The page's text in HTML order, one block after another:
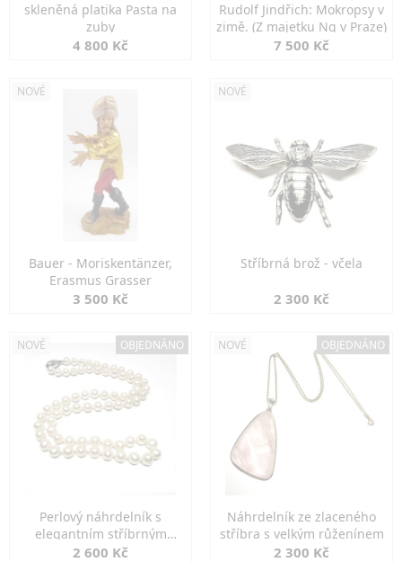
skleněná platika Pasta na
zuby
4 800 Kč
Rudolf Jindřich: Mokropsy v
zimě. (Z majetku Ng v Praze)
7 500 Kč
NOVÉ
Bauer - Moriskentänzer,
Erasmus Grasser
3 500 Kč
NOVÉ
Stříbrná brož - včela
2 300 Kč
NOVÉ OBJEDNÁNO
Perlový náhrdelník s
elegantním stříbrným
zapínáním
2 600 Kč
NOVÉ OBJEDNÁNO
Náhrdelník ze zlaceného
stříbra s velkým růženínem
2 300 Kč